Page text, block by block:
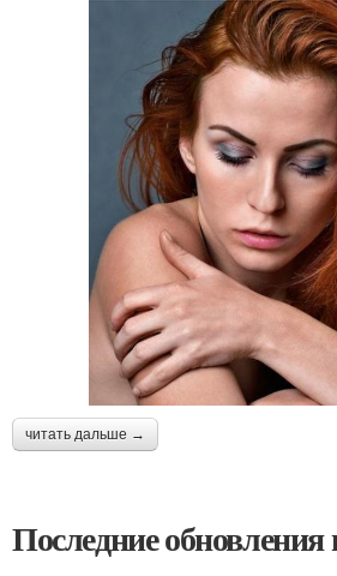
читать дальше →
Последние обновления